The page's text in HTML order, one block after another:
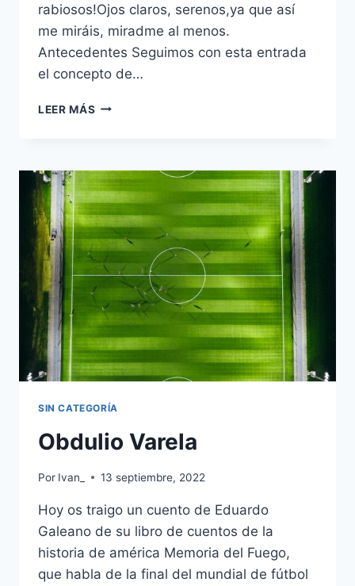
rabiosos!Ojos claros, serenos,ya que así
me miráis, miradme al menos.
Antecedentes Seguimos con esta entrada
el concepto de…
LEER MÁS GUTIERRE
UNOS
OJOS
SIN CATEGORÍA
Obdulio Varela
Por Ivan_ 13 septiembre, 2022
Hoy os traigo un cuento de Eduardo
Galeano de su libro de cuentos de la
historia de américa Memoria del Fuego,
que habla de la final del mundial de fútbol